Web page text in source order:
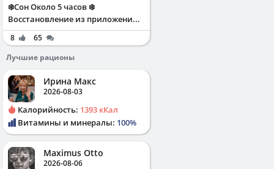
❄️Сон Около 5 часов ❄️
Восстановление из приложени...
8
65
Лучшие рационы
Ирина Макс
2026-08-03
Калорийность: 1393 кКал
Витамины и минералы: 100%
Maximus Otto
2026-08-06